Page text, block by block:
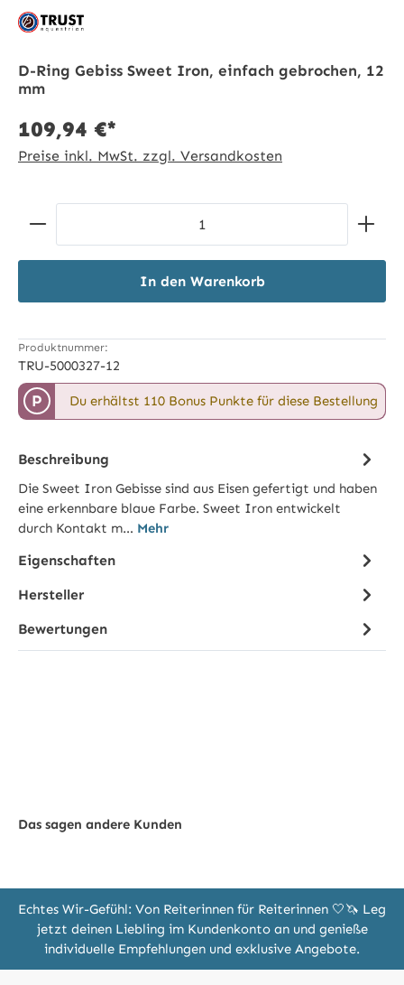
D-Ring Gebiss Sweet Iron, einfach gebrochen, 12
mm
109,94 €*
Preise inkl. MwSt. zzgl. Versandkosten
Produkt Anzahl: Gib den gewünschten Wert ein
In den Warenkorb
Produktnummer:
TRU-5000327-12
P Du erhältst 110 Bonus Punkte für diese Bestellung
Beschreibung
Die Sweet Iron Gebisse sind aus Eisen gefertigt und haben
eine erkennbare blaue Farbe. Sweet Iron entwickelt
durch Kontakt m… Mehr
Eigenschaften
Hersteller
Bewertungen
Das sagen andere Kunden
Echtes Wir-Gefühl: Von Reiterinnen für Reiterinnen 🤍🦄 Leg
jetzt deinen Liebling im Kundenkonto an und genieße
individuelle Empfehlungen und exklusive Angebote.